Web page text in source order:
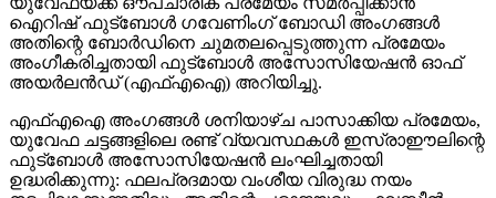
ഐറിഷ് ഫുട്‌ബോള്‍ ഗവേണിംഗ് ബോഡി അംഗങ്ങള്‍
അതിന്റെ ബോര്‍ഡിനെ ചുമതലപ്പെടുത്തുന്ന പ്രമേയം
അംഗീകരിച്ചതായി ഫുട്‌ബോള്‍ അസോസിയേഷന്‍ ഓഫ്
അയര്‍ലന്‍ഡ് (എഫ്എഐ) അറിയിച്ചു.
എഫ്എഐ അംഗങ്ങള്‍ ശനിയാഴ്ച പാസാക്കിയ പ്രമേയം,
യുവേഫ ചട്ടങ്ങളിലെ രണ്ട് വ്യവസ്ഥകള്‍ ഇസ്രാഈലിന്റെ
ഫുട്‌ബോള്‍ അസോസിയേഷന്‍ ലംഘിച്ചതായി
ഉദ്ധരിക്കുന്നു: ഫലപ്രദമായ വംശീയ വിരുദ്ധ നയം